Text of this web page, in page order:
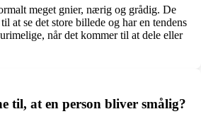
meget gnier, nærig og grådig. De
at se det store billede og har en tendens
når det kommer til at dele eller
til, at en person bliver smålig?